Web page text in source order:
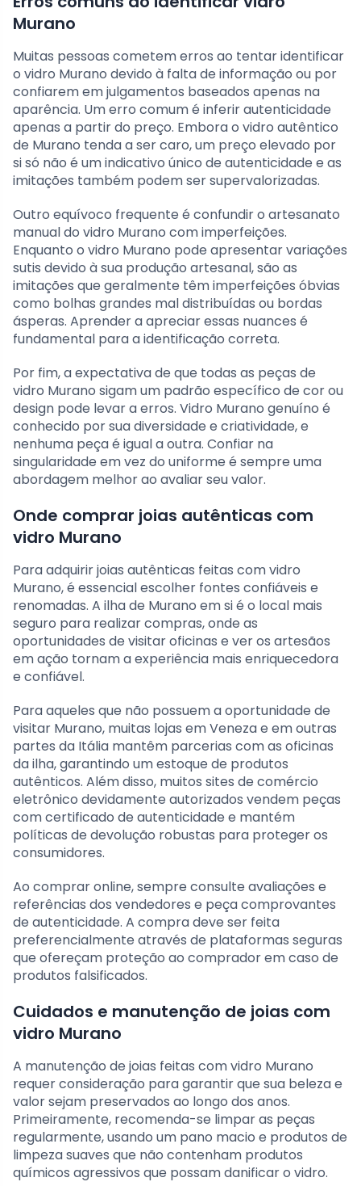
Murano
Muitas pessoas cometem erros ao tentar identificar
o vidro Murano devido à falta de informação ou por
confiarem em julgamentos baseados apenas na
aparência. Um erro comum é inferir autenticidade
apenas a partir do preço. Embora o vidro autêntico
de Murano tenda a ser caro, um preço elevado por
si só não é um indicativo único de autenticidade e as
imitações também podem ser supervalorizadas.
Outro equívoco frequente é confundir o artesanato
manual do vidro Murano com imperfeições.
Enquanto o vidro Murano pode apresentar variações
sutis devido à sua produção artesanal, são as
imitações que geralmente têm imperfeições óbvias
como bolhas grandes mal distribuídas ou bordas
ásperas. Aprender a apreciar essas nuances é
fundamental para a identificação correta.
Por fim, a expectativa de que todas as peças de
vidro Murano sigam um padrão específico de cor ou
design pode levar a erros. Vidro Murano genuíno é
conhecido por sua diversidade e criatividade, e
nenhuma peça é igual a outra. Confiar na
singularidade em vez do uniforme é sempre uma
abordagem melhor ao avaliar seu valor.
Onde comprar joias autênticas com
vidro Murano
Para adquirir joias autênticas feitas com vidro
Murano, é essencial escolher fontes confiáveis e
renomadas. A ilha de Murano em si é o local mais
seguro para realizar compras, onde as
oportunidades de visitar oficinas e ver os artesãos
em ação tornam a experiência mais enriquecedora
e confiável.
Para aqueles que não possuem a oportunidade de
visitar Murano, muitas lojas em Veneza e em outras
partes da Itália mantêm parcerias com as oficinas
da ilha, garantindo um estoque de produtos
autênticos. Além disso, muitos sites de comércio
eletrônico devidamente autorizados vendem peças
com certificado de autenticidade e mantém
políticas de devolução robustas para proteger os
consumidores.
Ao comprar online, sempre consulte avaliações e
referências dos vendedores e peça comprovantes
de autenticidade. A compra deve ser feita
preferencialmente através de plataformas seguras
que ofereçam proteção ao comprador em caso de
produtos falsificados.
Cuidados e manutenção de joias com
vidro Murano
A manutenção de joias feitas com vidro Murano
requer consideração para garantir que sua beleza e
valor sejam preservados ao longo dos anos.
Primeiramente, recomenda-se limpar as peças
regularmente, usando um pano macio e produtos de
limpeza suaves que não contenham produtos
químicos agressivos que possam danificar o vidro.